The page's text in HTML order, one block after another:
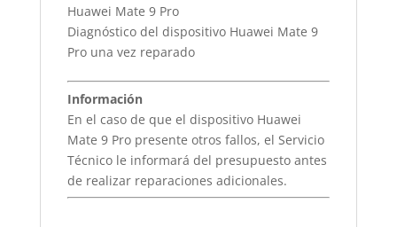
Huawei Mate 9 Pro
Diagnóstico del dispositivo Huawei Mate 9
Pro una vez reparado
Información
En el caso de que el dispositivo Huawei
Mate 9 Pro presente otros fallos, el Servicio
Técnico le informará del presupuesto antes
de realizar reparaciones adicionales.